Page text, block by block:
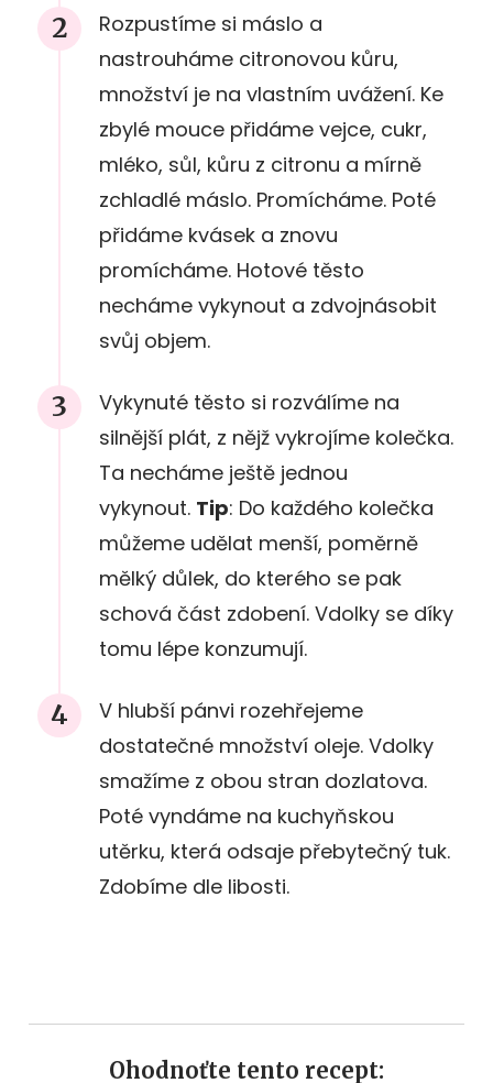
Rozpustíme si máslo a
nastrouháme citronovou kůru,
množství je na vlastním uvážení. Ke
zbylé mouce přidáme vejce, cukr,
mléko, sůl, kůru z citronu a mírně
zchladlé máslo. Promícháme. Poté
přidáme kvásek a znovu
promícháme. Hotové těsto
necháme vykynout a zdvojnásobit
svůj objem.
Vykynuté těsto si rozválíme na
silnější plát, z nějž vykrojíme kolečka.
Ta necháme ještě jednou
vykynout. Tip: Do každého kolečka
můžeme udělat menší, poměrně
mělký důlek, do kterého se pak
schová část zdobení. Vdolky se díky
tomu lépe konzumují.
V hlubší pánvi rozehřejeme
dostatečné množství oleje. Vdolky
smažíme z obou stran dozlatova.
Poté vyndáme na kuchyňskou
utěrku, která odsaje přebytečný tuk.
Zdobíme dle libosti.
Ohodnoťte tento recept: